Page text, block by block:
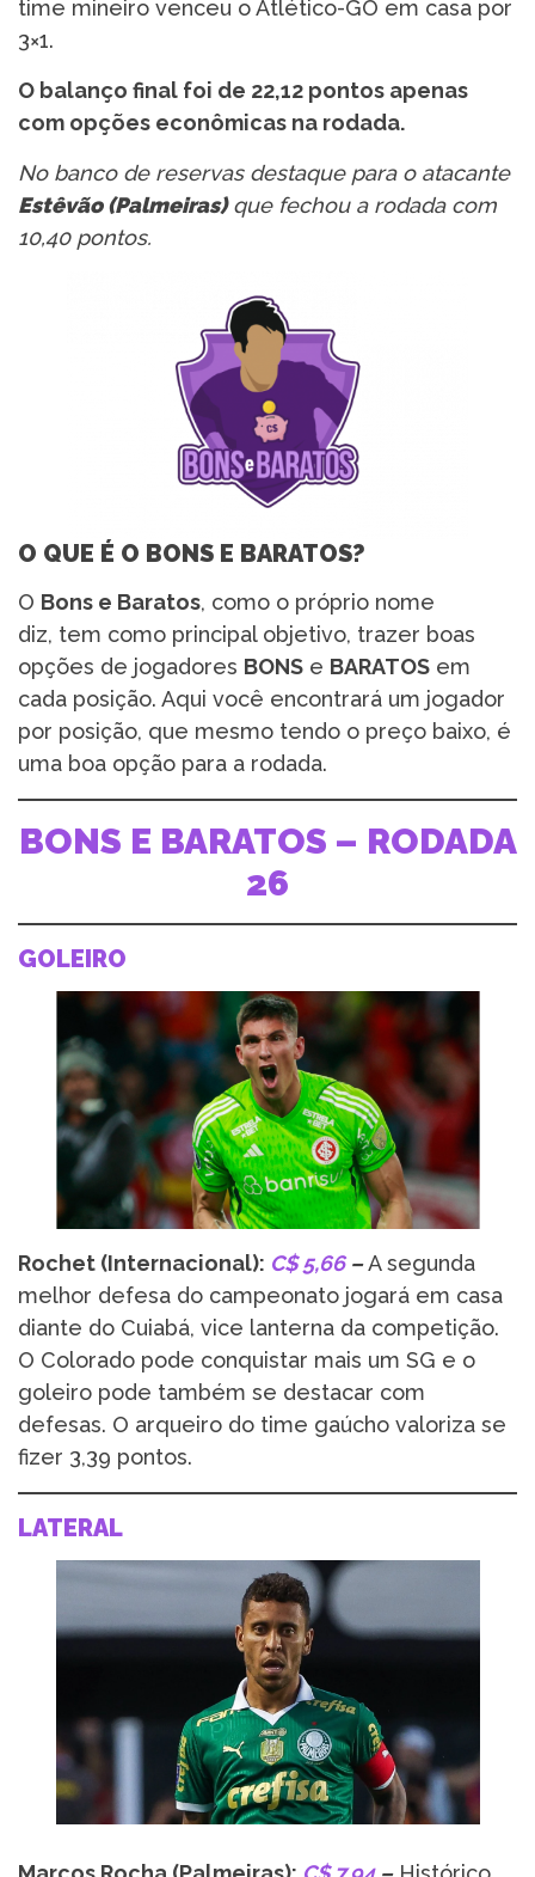
time mineiro venceu o Atlético-GO em casa por
3×1.
O balanço final foi de 22,12 pontos apenas
com opções econômicas na rodada.
No banco de reservas destaque para o atacante
Estêvão (Palmeiras)que fechou a rodada com
10,40 pontos.
O QUE É O BONS E BARATOS?
O Bons e Baratos, como o próprio nome
diz, tem como principal objetivo, trazer boas
opções de jogadores BONS e BARATOS em
cada posição. Aqui você encontrará um jogador
por posição, que mesmo tendo o preço baixo, é
uma boa opção para a rodada.
BONS E BARATOS – RODADA
26
GOLEIRO
Rochet (Internacional): C$5,66–A segunda
melhor defesa do campeonato jogará em casa
diante do Cuiabá, vice lanterna da competição.
O Colorado pode conquistar mais um SG e o
goleiro pode também se destacar com
defesas. O arqueiro do time gaúcho valoriza se
fizer 3,39 pontos.
LATERAL